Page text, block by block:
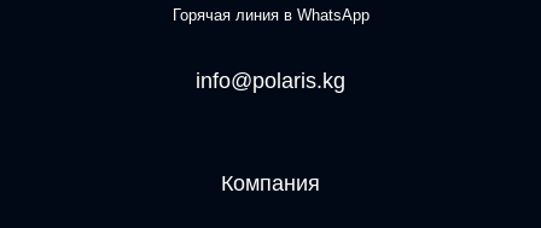
Горячая линия в WhatsApp
info@polaris.kg
Компания